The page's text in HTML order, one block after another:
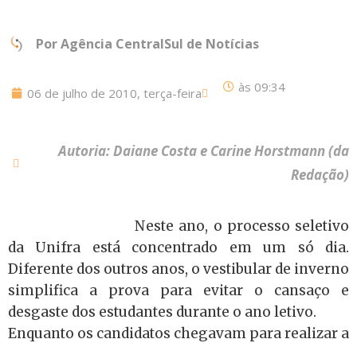
PorAgência CentralSul de Notícias
06 de julho de 2010, terça-feira às 09:34
Autoria: Daiane Costa e Carine Horstmann (da
Redação)
Neste ano, o processo seletivo
da Unifra está concentrado em um só dia.
Diferente dos outros anos, o vestibular de inverno
simplifica a prova para evitar o cansaço e
desgaste dos estudantes durante o ano letivo.
Enquanto os candidatos chegavam para realizar a